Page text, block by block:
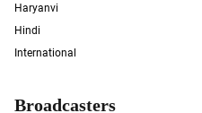
Haryanvi
Hindi
International
Broadcasters